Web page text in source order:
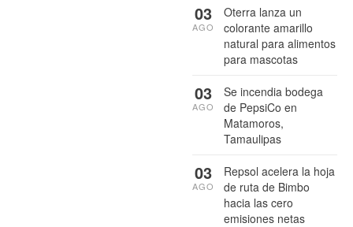
Oterra lanza un
colorante amarillo
natural para alimentos
para mascotas
03
AGO
Se incendia bodega
de PepsiCo en
Matamoros,
Tamaulipas
03
AGO
Repsol acelera la hoja
de ruta de Bimbo
hacia las cero
emisiones netas
03
AGO